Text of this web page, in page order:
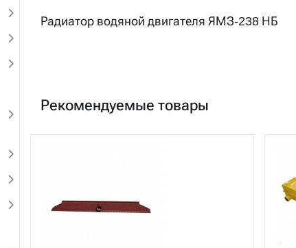
Радиатор водяной двигателя ЯМЗ-238 НБ
Рекомендуемые товары